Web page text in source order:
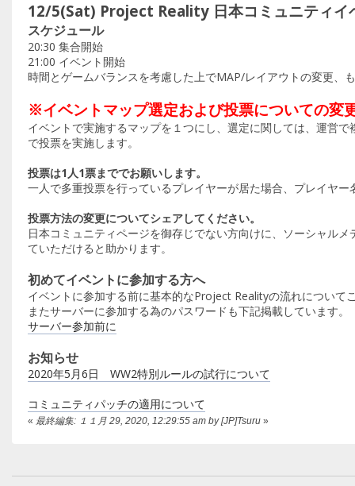
12/5(Sat) Project Reality 日本コミュニティ
スケジュール
20:30 集合開始
21:00 イベント開始
時間とゲームバランスを考慮した上でMAP/レイアウトの変更、
※イベントマップ選定および投票についての変
イベントで実施するマップを１つにし、選定に関しては、運営
で投票を実施します。
投票は1人1票まででお願いします。
一人で多重投票を行っているプレイヤーが居た場合、プレイヤ
投票方法の変更についてシェアしてください。
日本コミュニティページを御存じでない方向けに、ソーシャル
ていただけると助かります。
初めてイベントに参加する方へ
イベントに参加する前に基本的なProject Realityの流れについて
またサーバーに参加する為のパスワードも下記掲載しています。
サーバー参加前に
お知らせ
2020年5月6日 WW2特別ルールの試行について
コミュニティパッチの適用について
« 最終編集: １１月 29, 2020, 12:29:55 am by [JP]Tsuru »